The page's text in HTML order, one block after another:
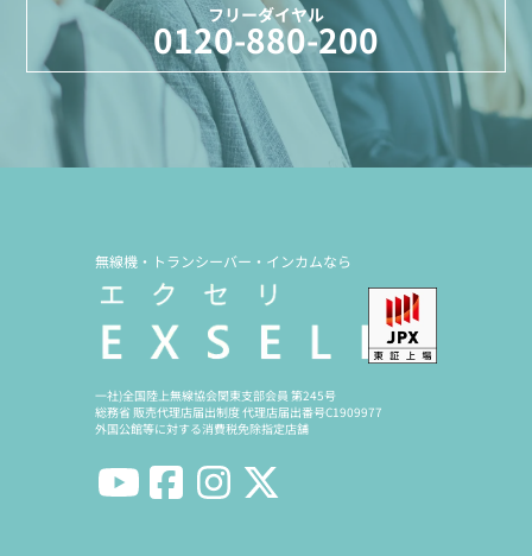
フリーダイヤル
0120-880-200
無線機・トランシーバー・インカムなら
一社)全国陸上無線協会関東支部会員 第245号
総務省 販売代理店届出制度 代理店届出番号C1909977
外国公館等に対する消費税免除指定店舗